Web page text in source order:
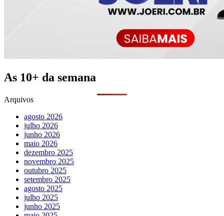
As 10+ da semana
Arquivos
agosto 2026
julho 2026
junho 2026
maio 2026
dezembro 2025
novembro 2025
outubro 2025
setembro 2025
agosto 2025
julho 2025
junho 2025